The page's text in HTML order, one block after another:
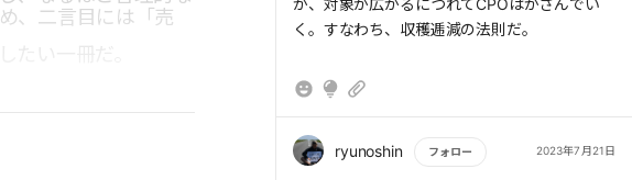
、二言目には「売
が、対象が広がるにつれてCPOはかさんでい
く。すなわち、収穫逓減の法則だ。
ryunoshin フォロー 2023年7月21日